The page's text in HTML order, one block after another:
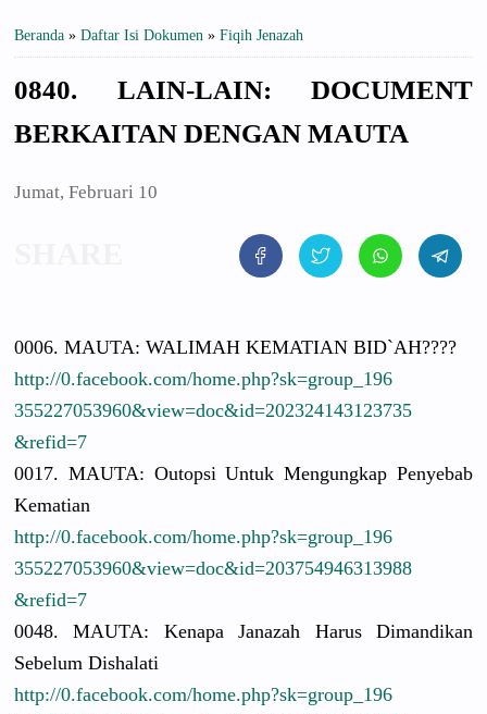
Beranda » Daftar Isi Dokumen » Fiqih Jenazah
0840. LAIN-LAIN: DOCUMENT
BERKAITAN DENGAN MAUTA
Jumat, Februari 10
0006. MAUTA: WALIMAH KEMATIAN BID`AH????
http://0.facebook.com/home.php?sk=group_196
355227053960&view=doc&id=202324143123735
&refid=7
0017. MAUTA: Outopsi Untuk Mengungkap Penyebab
Kematian
http://0.facebook.com/home.php?sk=group_196
355227053960&view=doc&id=203754946313988
&refid=7
0048. MAUTA: Kenapa Janazah Harus Dimandikan
Sebelum Dishalati
http://0.facebook.com/home.php?sk=group_196